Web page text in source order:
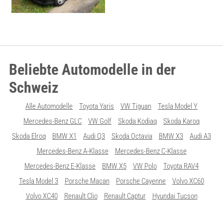
Beliebte Automodelle in der
Schweiz
Alle Automodelle Toyota Yaris VW Tiguan
Tesla Model Y
Mercedes-Benz GLC
VW Golf Skoda Kodiaq
Skoda Karoq
Skoda Elroq
BMW X1 Audi Q3 Skoda Octavia BMW X3
Audi A3
Mercedes-Benz A-Klasse
Mercedes-Benz C-Klasse
Mercedes-Benz E-Klasse
BMW X5 VW Polo
Toyota RAV4
Tesla Model 3
Porsche Macan Porsche Cayenne
Volvo XC60
Volvo XC40
Renault Clio Renault Captur Hyundai Tucson